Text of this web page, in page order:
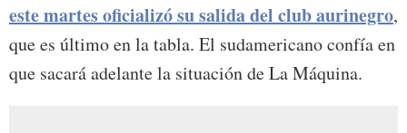
este martes oficializó su salida del club aurinegro,
que es último en la tabla. El sudamericano confía en
que sacará adelante la situación de La Máquina.